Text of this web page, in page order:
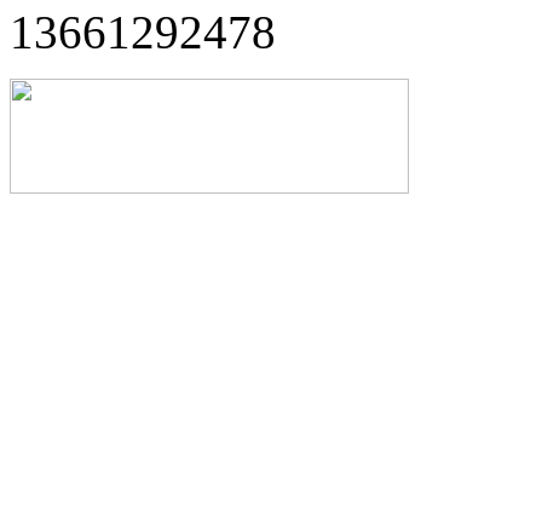
13661292478